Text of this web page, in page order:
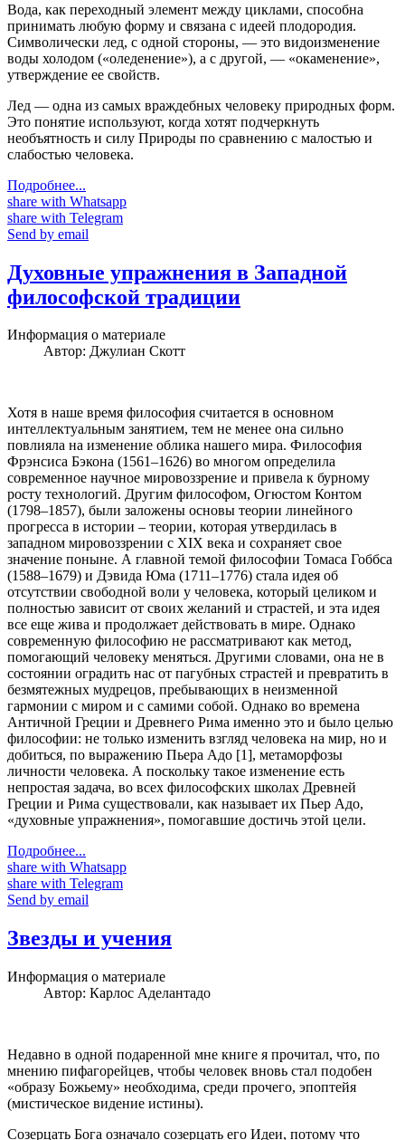
Вода, как переходный элемент между циклами, способна
принимать любую форму и связана с идеей плодородия.
Символически лед, с одной стороны, — это видоизменение
воды холодом («оледенение»), а с другой, — «окаменение»,
утверждение ее свойств.
Лед — одна из самых враждебных человеку природных форм.
Это понятие используют, когда хотят подчеркнуть
необъятность и силу Природы по сравнению с малостью и
слабостью человека.
Подробнее...
share with Whatsapp
share with Telegram
Send by email
Духовные упражнения в Западной
философской традиции
Информация о материале
Автор: Джулиан Скотт
Хотя в наше время философия считается в основном
интеллектуальным занятием, тем не менее она сильно
повлияла на изменение облика нашего мира. Философия
Фрэнсиса Бэкона (1561–1626) во многом определила
современное научное мировоззрение и привела к бурному
росту технологий. Другим философом, Огюстом Контом
(1798–1857), были заложены основы теории линейного
прогресса в истории – теории, которая утвердилась в
западном мировоззрении с XIX века и сохраняет свое
значение поныне. А главной темой философии Томаса Гоббса
(1588–1679) и Дэвида Юма (1711–1776) стала идея об
отсутствии свободной воли у человека, который целиком и
полностью зависит от своих желаний и страстей, и эта идея
все еще жива и продолжает действовать в мире. Однако
современную философию не рассматривают как метод,
помогающий человеку меняться. Другими словами, она не в
состоянии оградить нас от пагубных страстей и превратить в
безмятежных мудрецов, пребывающих в неизменной
гармонии с миром и с самими собой. Однако во времена
Античной Греции и Древнего Рима именно это и было целью
философии: не только изменить взгляд человека на мир, но и
добиться, по выражению Пьера Адо [1], метаморфозы
личности человека. А поскольку такое изменение есть
непростая задача, во всех философских школах Древней
Греции и Рима существовали, как называет их Пьер Адо,
«духовные упражнения», помогавшие достичь этой цели.
Подробнее...
share with Whatsapp
share with Telegram
Send by email
Звезды и учения
Информация о материале
Автор: Карлос Аделантадо
Недавно в одной подаренной мне книге я прочитал, что, по
мнению пифагорейцев, чтобы человек вновь стал подобен
«образу Божьему» необходима, среди прочего, эпоптейя
(мистическое видение истины).
Созерцать Бога означало созерцать его Идеи, потому что